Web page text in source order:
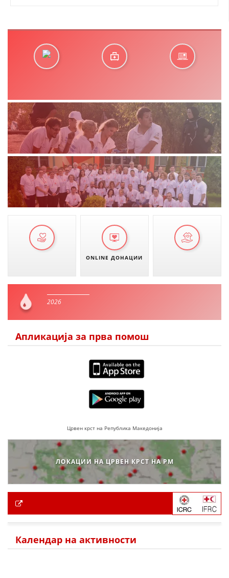
ONLINE ДОНАЦИИ
2026
Апликација за прва помош
Црвен крст на Република Македонија
ЛОКАЦИИ НА ЦРВЕН КРСТ НА РМ
Календар на активности